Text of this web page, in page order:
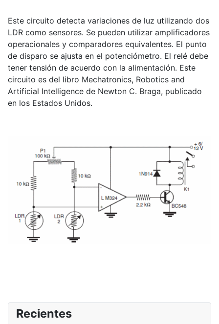
Este circuito detecta variaciones de luz utilizando dos
LDR como sensores. Se pueden utilizar amplificadores
operacionales y comparadores equivalentes. El punto
de disparo se ajusta en el potenciómetro. El relé debe
tener tensión de acuerdo con la alimentación. Este
circuito es del libro Mechatronics, Robotics and
Artificial Intelligence de Newton C. Braga, publicado
en los Estados Unidos.
Recientes